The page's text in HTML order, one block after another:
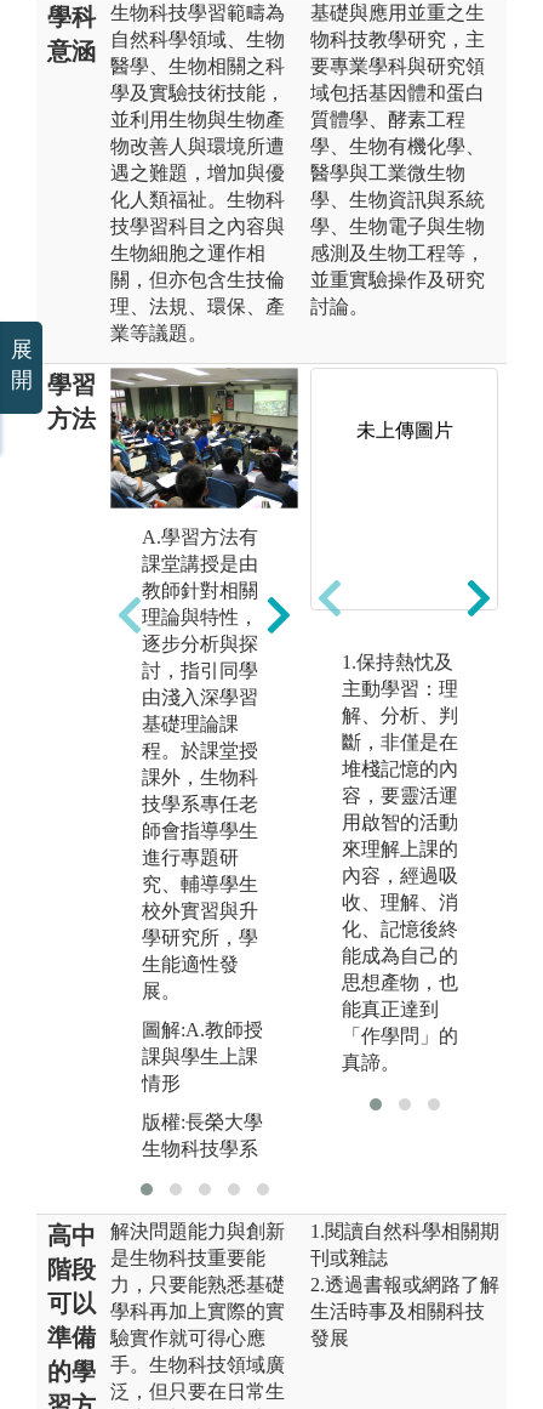
學科
意涵
生物科技學習範疇為
自然科學領域、生物
醫學、生物相關之科
學及實驗技術技能，
並利用生物與生物產
物改善人與環境所遭
遇之難題，增加與優
化人類福祉。生物科
技學習科目之內容與
生物細胞之運作相
關，但亦包含生技倫
理、法規、環保、產
業等議題。
基礎與應用並重之生
物科技教學研究，主
要專業學科與研究領
域包括基因體和蛋白
質體學、酵素工程
學、生物有機化學、
醫學與工業微生物
學、生物資訊與系統
學、生物電子與生物
感測及生物工程等，
並重實驗操作及研究
討論。
學習
方法
A.學習方法有
課堂講授是由
教師針對相關
理論與特性，
逐步分析與探
討，指引同學
由淺入深學習
基礎理論課
程。於課堂授
課外，生物科
技學系專任老
師會指導學生
進行專題研
究、輔導學生
校外實習與升
學研究所，學
生能適性發
展。
圖解:A.教師授
課與學生上課
情形
版權:長榮大學
生物科技學系
告，教師會指
定相關題目，
相關資料，彼
此互相討論獲
得共識並上台
報告分享。
圖解:B.學系學
生專用研究空
間
版權:長榮大學
生物科技學系
未上傳圖片
1.保持熱忱及
主動學習：理
解、分析、判
斷，非僅是在
堆棧記憶的內
容，要靈活運
用啟智的活動
來理解上課的
內容，經過吸
收、理解、消
化、記憶後終
能成為自己的
思想產物，也
能真正達到
「作學問」的
真諦。
高中
階段
可以
準備
的學
解決問題能力與創新
是生物科技重要能
力，只要能熟悉基礎
學科再加上實際的實
驗實作就可得心應
手。生物科技領域廣
泛，但只要在日常生
1.閱讀自然科學相關期
刊或雜誌
2.透過書報或網路了解
生活時事及相關科技
發展
展
開